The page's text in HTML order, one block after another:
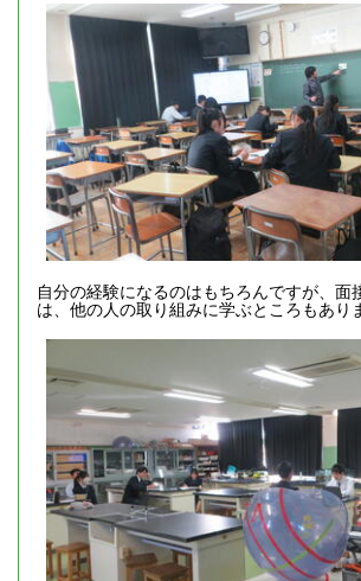
自分の経験になるのはもちろんですが、面
は、他の人の取り組みに学ぶところもあり